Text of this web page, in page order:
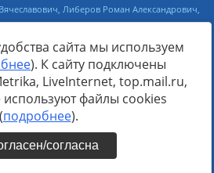
uploaded/files/reestr-
03-2024.pdfданные на22.03.2024
сайта мы используем
). К сайту подключены
LiveInternet, top.mail.ru,
используют файлы cookies
(подробнее).
согласна